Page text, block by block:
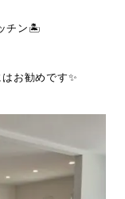
チン🏝
お勧めです✨